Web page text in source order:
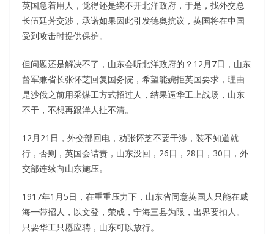
英国急着用人，觉得还是绕不开北洋政府，于是，找外交总
长伍廷芳交涉，承诺如果因此引发德奥抗议，英国将在中国
受到攻击时提供保护。
但问题还是解决不了，山东会听北洋政府的？12月7日，山东
督军兼省长张怀芝回复国务院，希望能婉拒英国要求，理由
是沙俄之前用采煤工方式招过人，结果逼华工上战场，山东
不干，不想再跟洋人扯不清。
12月21日，外交部回电，劝张怀芝不要干涉，装不知道就
行，否则，英国会诘责，山东没回，26日，28日，30日，外
交部连续向山东施压。
1917年1月5日，在重重压力下，山东省同意英国人只能在威
海一带招人，以文登，荣成，宁海三县为限，出界要扣人。
只要华工只愿应聘，山东可以放行。